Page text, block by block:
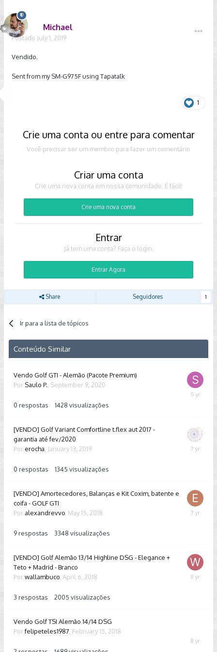
Michael
Postado July 1, 2019
Vendido.
Sent from my SM-G975F using Tapatalk
1
Crie uma conta ou entre para comentar
Você precisar ser um membro para fazer um comentário
Criar uma conta
Crie uma nova conta em nossa comunidade. É fácil!
Crie uma nova conta
Entrar
Já tem uma conta? Faça o login.
Entrar Agora
Share Seguidores 1
Ir para a lista de tópicos
Conteúdo Similar
Vendo Golf GTI - Alemão (Pacote Premium)
Por Saulo P. September 9, 2020
0 respostas 1428 visualizações
[VENDO] Golf Variant Comfortline t.flex aut 2017 -
garantia até fev/2020
Por erocha January 13, 2019
0 respostas 1345 visualizações
January
[VENDO] Amortecedores, Balanças e Kit Coxim, batente e
coifa - GOLF GTI
Por alexandrevvo May 15, 2018
9respostas 3348 visualizações
February
[VENDO] Golf Alemão 13/14 Highline DSG - Elegance +
Teto + Madrid - Branco
Por wallambuco April 6, 2018
3 respostas 2005 visualizações
April
Vendo Golf TSI Alemão 14/14 DSG
Porfelipeteles1987 February 15, 2018
February